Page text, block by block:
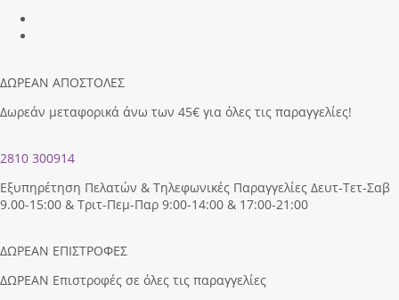
ΔΩΡΕΑΝ ΑΠΟΣΤΟΛΕΣ
Δωρεάν μεταφορικά άνω των 45€ για όλες τις παραγγελίες!
2810 300914
Εξυπηρέτηση Πελατών & Τηλεφωνικές Παραγγελίες Δευτ-Τετ-Σαβ
9.00-15:00 & Τριτ-Πεμ-Παρ 9:00-14:00 & 17:00-21:00
ΔΩΡΕΑΝ ΕΠΙΣΤΡΟΦΕΣ
ΔΩΡΕΑΝ Επιστροφές σε όλες τις παραγγελίες